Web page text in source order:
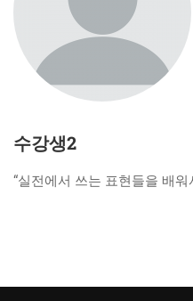
수강생2
“실전에서 쓰는 표현들을 배워